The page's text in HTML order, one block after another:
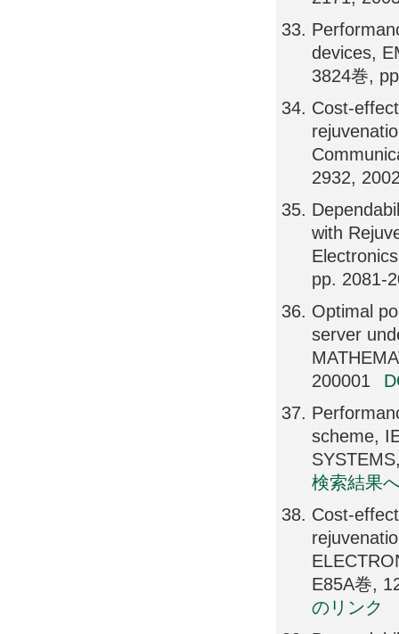
devices,
3824巻,
Cost-
2932,
with
pp. 2081-
Optimal
server
200001
scheme,
検索結果
Cost-
E85A巻,
のリンク